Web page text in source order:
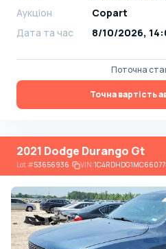
Аукціон
Copart
Дата та час
8/10/2026,
Поточна
Точна вартість
2021 Dodge Durango Gt
Lot#53656936 VIN: